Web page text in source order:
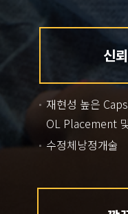
신
재현성 높은
OL Placement
수정체낭정개술